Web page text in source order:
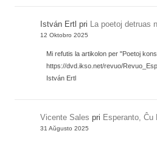
István Ertl pri La poetoj detruas
12 Oktobro 2025
Mi refutis la artikolon per "Poetoj
https://dvd.ikso.net/revuo/
István Ertl
Vicente Sales pri Esperanto, Ĉu
31 Aŭgusto 2025